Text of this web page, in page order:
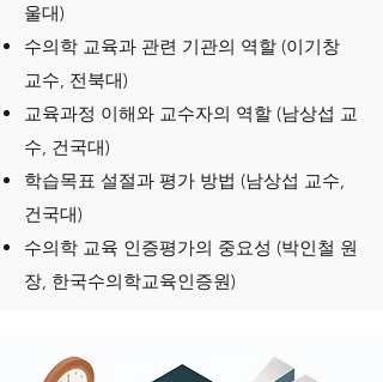
울대)
수의학 교육과 관련 기관의 역할 (이기창
교수, 전북대)
교육과정 이해와 교수자의 역할 (남상섭 교
수, 건국대)
학습목표 설절과 평가 방법 (남상섭 교수,
건국대)
​수의학 교육 인증평가의 중요성 (박인철 원
장, 한국수의학교육인증원)